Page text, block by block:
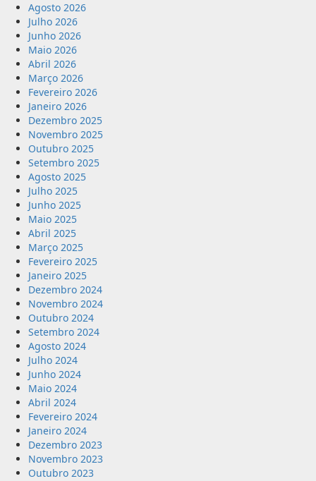
Agosto 2026
Julho 2026
Junho 2026
Maio 2026
Abril 2026
Março 2026
Fevereiro 2026
Janeiro 2026
Dezembro 2025
Novembro 2025
Outubro 2025
Setembro 2025
Agosto 2025
Julho 2025
Junho 2025
Maio 2025
Abril 2025
Março 2025
Fevereiro 2025
Janeiro 2025
Dezembro 2024
Novembro 2024
Outubro 2024
Setembro 2024
Agosto 2024
Julho 2024
Junho 2024
Maio 2024
Abril 2024
Fevereiro 2024
Janeiro 2024
Dezembro 2023
Novembro 2023
Outubro 2023